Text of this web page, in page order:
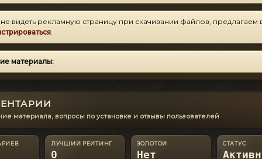
видеть рекламную страницу при скачивании файлов, предлагаем
.
материалы:
материала, вопросы по установке и отзывы пользователей
ЛУЧШИЙ РЕЙТИНГ
0
ЗОЛОТОЙ
Нет
СТАТУС